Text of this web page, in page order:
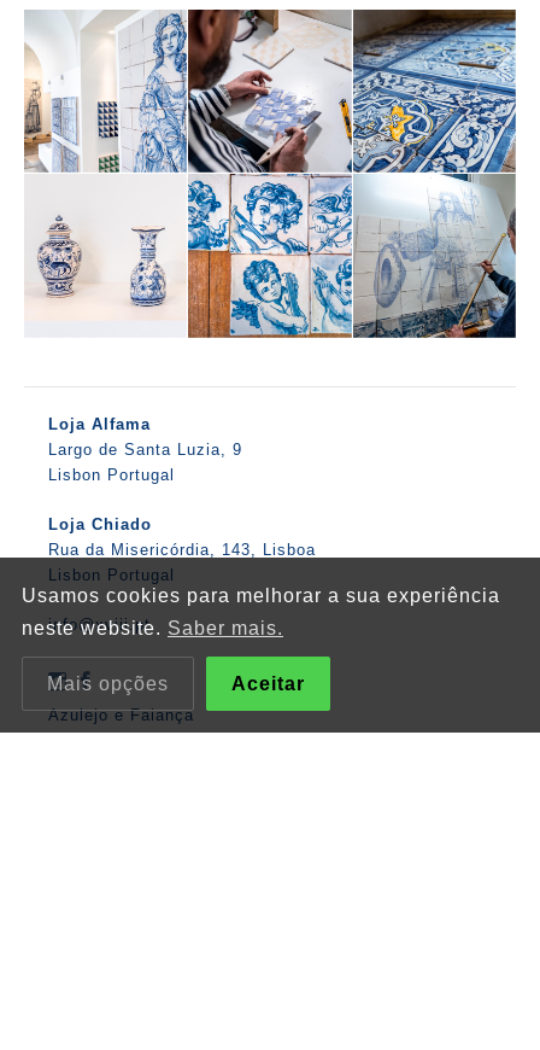
Loja Alfama
Largo de Santa Luzia, 9
Lisbon Portugal
Loja Chiado
Rua da Misericórdia, 143, Lisboa
Lisbon Portugal
info@xviii.pt
Azulejo e Faiança
Usamos cookies para melhorar a sua experiência
neste website. Saber mais.
Mais opções Aceitar